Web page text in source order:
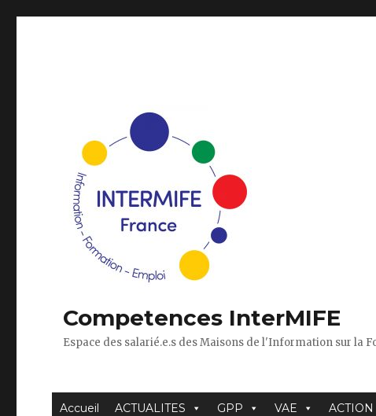
Competences InterMIFE
Espace des salarié.e.s des Maisons de l'Information sur la
Accueil ACTUALITES GPP VAE